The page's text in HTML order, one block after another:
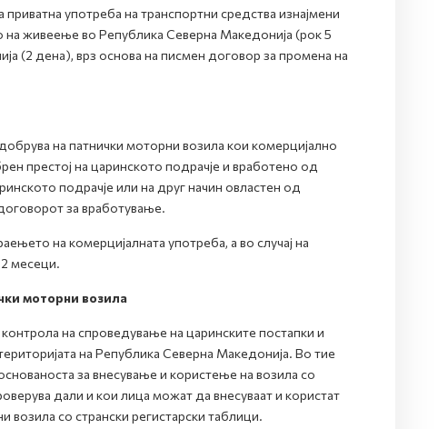
употреба на транспортни средства изнајмени
на живеење во Република Северна Македонија (рок 5
(2 дена), врз основа на писмен договор за промена на
на патнички моторни возила кои комерцијално
престој на царинското подрачје и вработено од
подрачје или на друг начин овластен од
за вработување.
на комерцијалната употреба, а во случај на
месеци.
моторни возила
на спроведување на царинските постапки и
на Република Северна Македонија. Во тие
за внесување и користење на возила со
дали и кои лица можат да внесуваат и користат
возила со странски регистарски таблици.